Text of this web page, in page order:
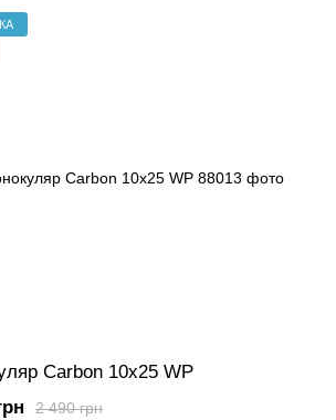
Carbon 10х25 WP
2 490 грн